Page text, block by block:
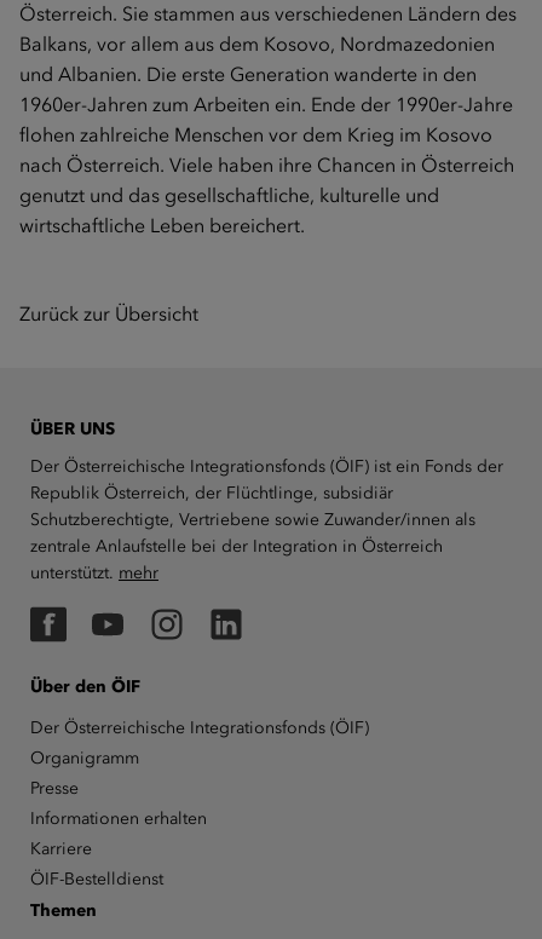
Österreich. Sie stammen aus verschiedenen Ländern des
Balkans, vor allem aus dem Kosovo, Nordmazedonien
und Albanien. Die erste Generation wanderte in den
1960er-Jahren zum Arbeiten ein. Ende der 1990er-Jahre
flohen zahlreiche Menschen vor dem Krieg im Kosovo
nach Österreich. Viele haben ihre Chancen in Österreich
genutzt und das gesellschaftliche, kulturelle und
wirtschaftliche Leben bereichert.
Zurück zur Übersicht
ÜBER UNS
Der Österreichische Integrationsfonds (ÖIF) ist ein Fonds der
Republik Österreich, der Flüchtlinge, subsidiär
Schutzberechtigte, Vertriebene sowie Zuwander/innen als
zentrale Anlaufstelle bei der Integration in Österreich
unterstützt. mehr
FacebookYouTubeInstagramLinkedIn
Über den ÖIF
Der Österreichische Integrationsfonds (ÖIF)
Organigramm
Presse
Informationen erhalten
Karriere
ÖIF-Bestelldienst
Themen